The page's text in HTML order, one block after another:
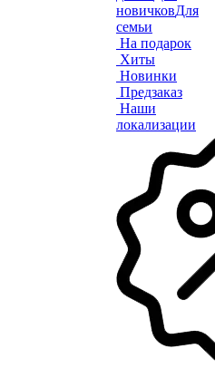
новичковДля
семьи
На подарок
Хиты
Новинки
Предзаказ
Наши
локализации